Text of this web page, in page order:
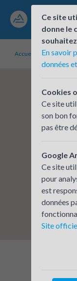
Accueil
Ce site
donne le
En savoir
données
Cookies
Ce site
son bon
pas être
Google
Ce site
pour
est
données
Site